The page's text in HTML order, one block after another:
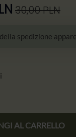
30,00PLN
spedizione
AL CARRELLO